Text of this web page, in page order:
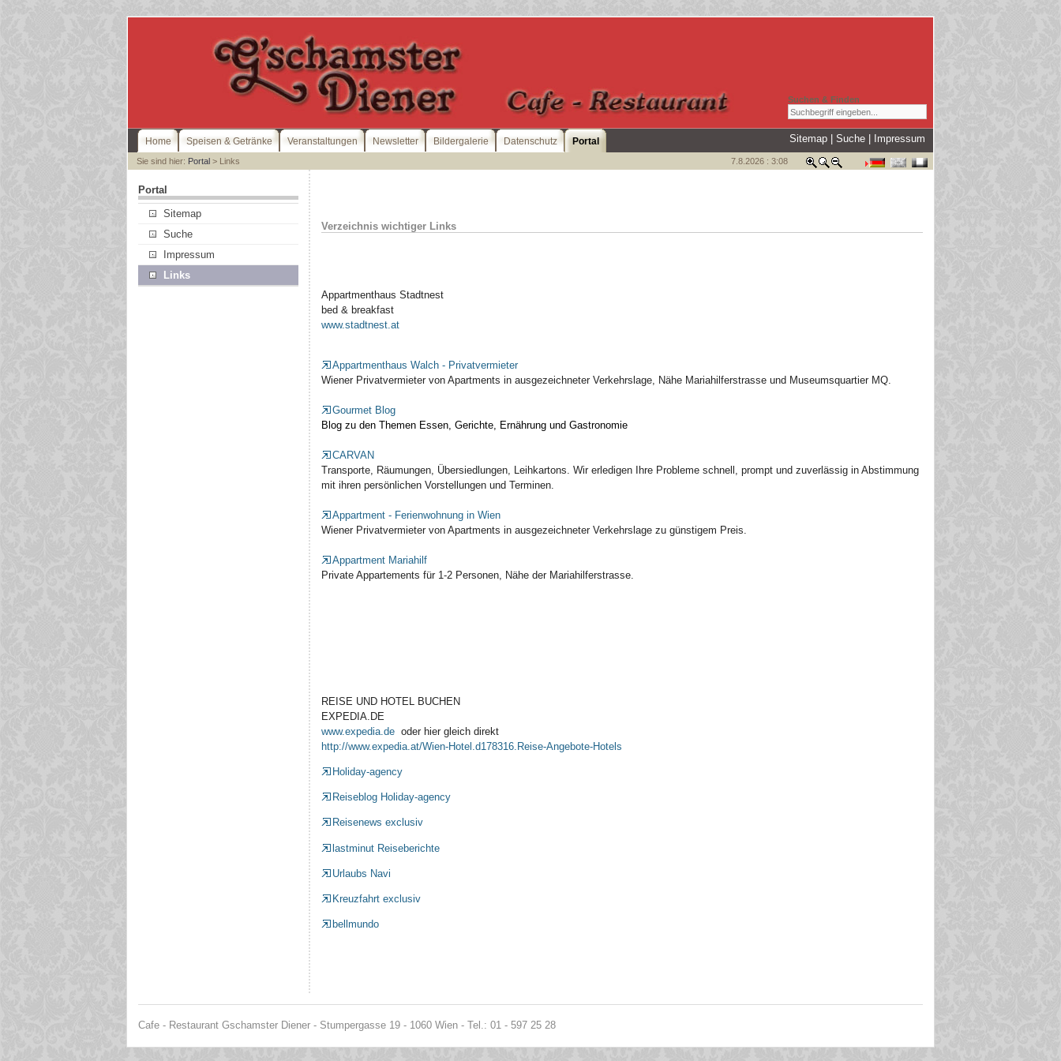
Suchen & Finden
Sitemap |Suche Impressum
Home Speisen & Getränke Veranstaltungen Newsletter Bildergalerie Datenschutz Portal
Sie sind hier: Portal > Links 7.8.2026 : 3:08
Portal
Sitemap
Suche
Impressum
Links
Verzeichnis wichtiger Links
Appartmenthaus Stadtnest
bed & breakfast
www.stadtnest.at
Appartmenthaus Walch - Privatvermieter
Wiener Privatvermieter von Apartments in ausgezeichneter Verkehrslage, Nähe Mariahilferstrasse und Museumsquartier MQ.
Gourmet Blog
Blog zu den Themen Essen, Gerichte, Ernährung und Gastronomie
CARVAN
Transporte, Räumungen, Übersiedlungen, Leihkartons. Wir erledigen Ihre Probleme schnell, prompt und zuverlässig in Abstimmung
mit ihren persönlichen Vorstellungen und Terminen.
Appartment - Ferienwohnung in Wien
Wiener Privatvermieter von Apartments in ausgezeichneter Verkehrslage zu günstigem Preis.
Appartment Mariahilf
Private Appartements für 1-2 Personen, Nähe der Mariahilferstrasse.
REISE UND HOTEL BUCHEN
EXPEDIA.DE
www.expedia.deoder hier gleich direkt
http://www.expedia.at/Wien-Hotel.d178316.Reise-Angebote-Hotels
Holiday-agency
Reiseblog Holiday-agency
Reisenews exclusiv
lastminut Reiseberichte
Urlaubs Navi
Kreuzfahrt exclusiv
bellmundo
Cafe - Restaurant Gschamster Diener - Stumpergasse 19 - 1060 Wien - Tel.: 01 - 597 25 28